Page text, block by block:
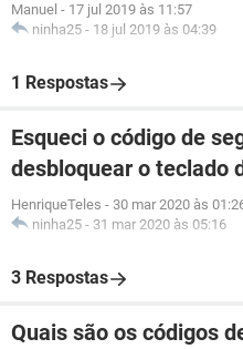
Manuel - 17 jul 2019 às 11:57
ninha25 - 18 jul 2019 às 04:39
1 Respostas
Esqueci o código de
desbloquear o teclado
HenriqueTeles - 30 mar 2020 às
ninha25 - 31 mar 2020 às 05:16
3 Respostas
Quais são os códigos